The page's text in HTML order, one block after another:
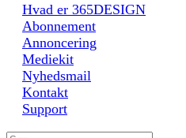
Hvad er 365DESIGN
Abonnement
Annoncering
Mediekit
Nyhedsmail
Kontakt
Support